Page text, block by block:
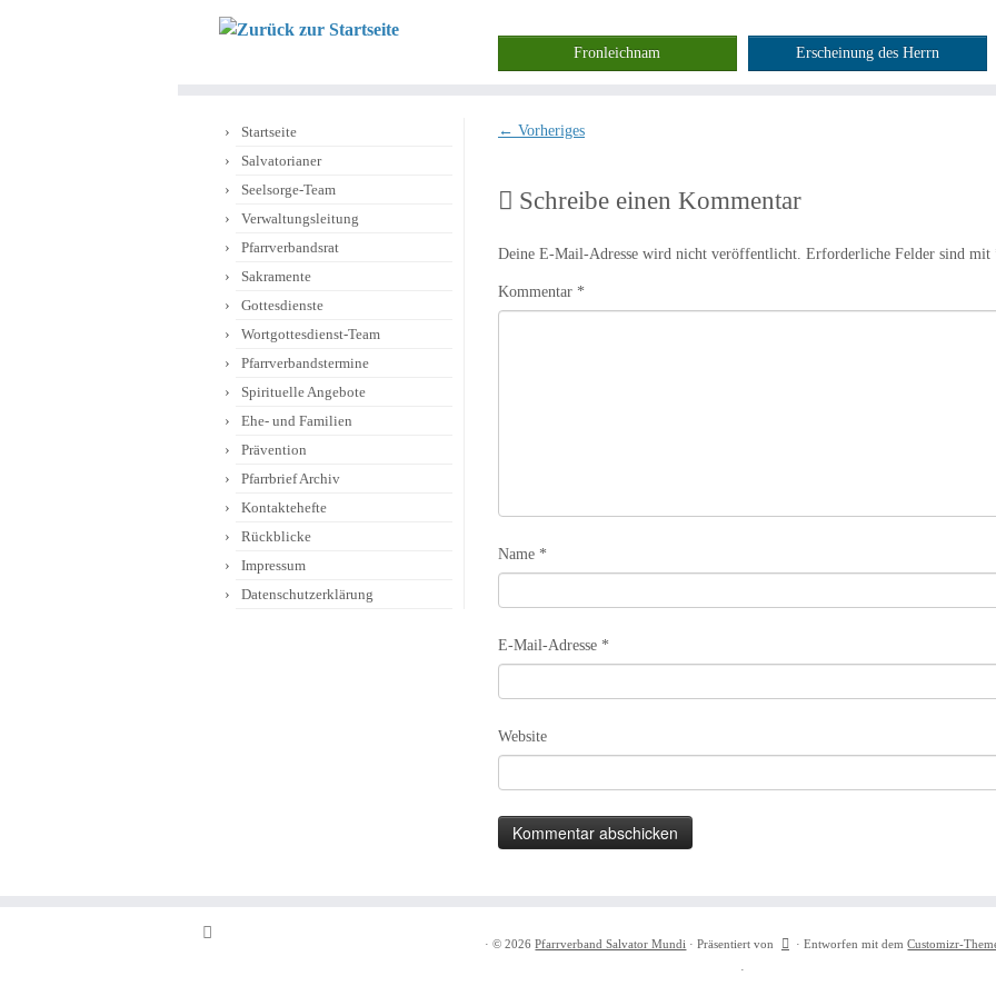
Fronleichnam Erscheinung des Herrn
Startseite
Salvatorianer
Seelsorge-Team
Verwaltungsleitung
Pfarrverbandsrat
Sakramente
Gottesdienste
Wortgottesdienst-Team
Pfarrverbandstermine
Spirituelle Angebote
Ehe- und Familien
Prävention
Pfarrbrief Archiv
Kontaktehefte
Rückblicke
Impressum
Datenschutzerklärung
← Vorheriges
Schreibe einen Kommentar
Deine E-Mail-Adresse wird nicht veröffentlicht. Erforderliche Felder sind mit
Kommentar *
Name *
E-Mail-Adresse *
Website
·© 2026 Pfarrverband Salvator Mundi ·Präsentiert von ·Entworfen mit demCustomizr-
·